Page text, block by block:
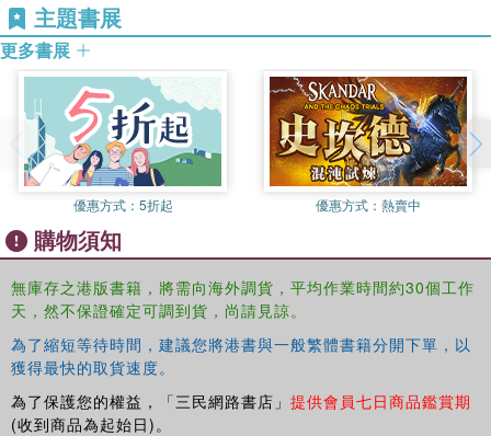
第二章
《故道》、《罪人錄》
《故道》p1–2 / 20
《故道》p7–10 / 23
《罪人錄》p9 / 26
《故道》p17–22 / 28
《故道》p29–32 / 34
第三章
《天的孩子》、《故道》
《天的孩子》p59–64 / 40
《天的孩子》p91–97 / 44
主題書展
更多書展
優惠方式： 5折起 優惠方式： 熱賣中
購物須知
無庫存之港版書籍，將需向海外調貨，平均作業時間約30個工作
天，然不保證確定可調到貨，尚請見諒。
為了縮短等待時間，建議您將港書與一般繁體書籍分開下單，以
獲得最快的取貨速度。
為了保護您的權益，「三民網路書店」 提供會員七日商品鑑賞期
(收到商品為起始日)。